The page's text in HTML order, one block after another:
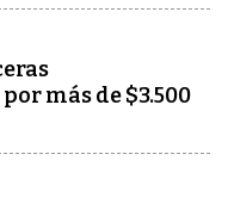
más de $3.500